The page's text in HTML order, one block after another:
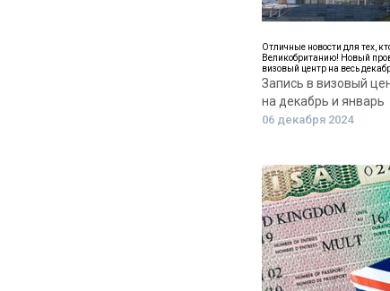
Отличные новости для тех,
Великобританию! Новый
визовый центр на весь
Запись в визовый
на декабрь и январь
06 декабря 2024